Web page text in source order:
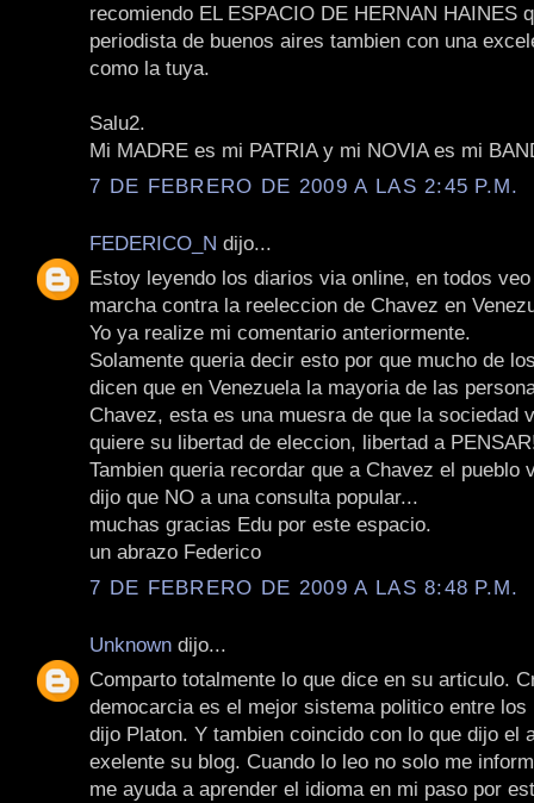
recomiendo EL ESPACIO DE HERNAN HAINES
periodista de buenos aires tambien con una
como la tuya.
Salu2.
Mi MADRE es mi PATRIA y mi NOVIA es mi
7 DE FEBRERO DE 2009 A LAS 2:45 P.M.
FEDERICO_N dijo...
Estoy leyendo los diarios via online, en todos
marcha contra la reeleccion de Chavez en
Yo ya realize mi comentario anteriormente.
Solamente queria decir esto por que mucho de
dicen que en Venezuela la mayoria de las
Chavez, esta es una muesra de que la sociedad
quiere su libertad de eleccion, libertad a
Tambien queria recordar que a Chavez el pueblo
dijo que NO a una consulta popular...
muchas gracias Edu por este espacio.
un abrazo Federico
7 DE FEBRERO DE 2009 A LAS 8:48 P.M.
Unknown dijo...
Comparto totalmente lo que dice en su articulo.
democarcia es el mejor sistema politico entre los
dijo Platon. Y tambien coincido con lo que dijo el
exelente su blog. Cuando lo leo no solo me
me ayuda a aprender el idioma en mi paso por